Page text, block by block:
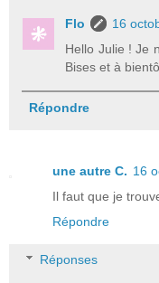
Flo
16
Hello Julie ! Je
Bises et à
Répondre
une autre C. 16
Il faut que je
Répondre
Réponses